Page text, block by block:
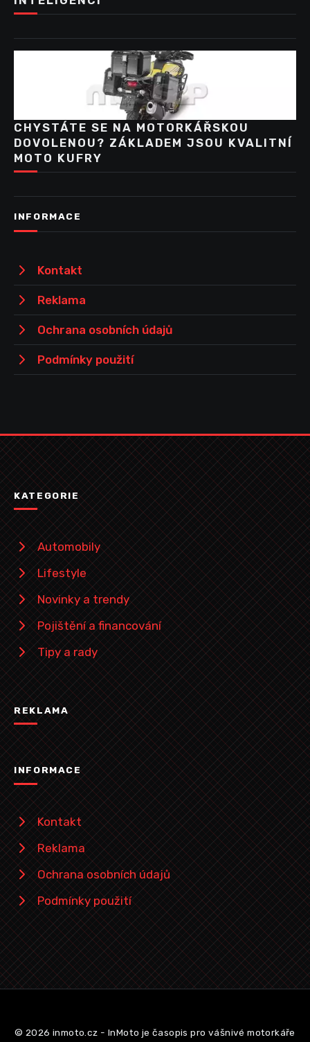
CHYSTÁTE SE NA MOTORKÁŘSKOU
DOVOLENOU? ZÁKLADEM JSOU KVALITNÍ
MOTO KUFRY
INFORMACE
Kontakt
Reklama
Ochrana osobních údajů
Podmínky použití
KATEGORIE
Automobily
Lifestyle
Novinky a trendy
Pojištění a financování
Tipy a rady
REKLAMA
INFORMACE
Kontakt
Reklama
Ochrana osobních údajů
Podmínky použití
© 2026 inmoto.cz - InMoto je časopis pro vášnivé motorkáře